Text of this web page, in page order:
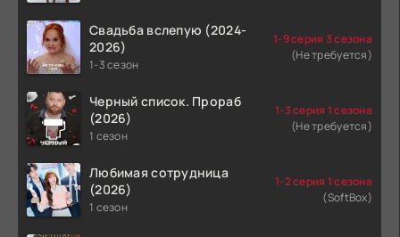
Свадьба вслепую (2024-
2026)
1-3 сезон
1-9 серия 3 сезона
(Не требуется)
Черный список. Прораб
(2026)
1 сезон
1-3 серия 1 сезона
(Не требуется)
Любимая сотрудница
(2026)
1 сезон
1-2 серия 1 сезона
(SoftBox)